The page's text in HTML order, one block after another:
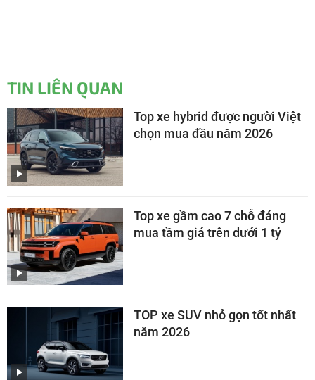
TIN LIÊN QUAN
Top xe hybrid được người Việt
chọn mua đầu năm 2026
Top xe gầm cao 7 chỗ đáng
mua tầm giá trên dưới 1 tỷ
TOP xe SUV nhỏ gọn tốt nhất
năm 2026